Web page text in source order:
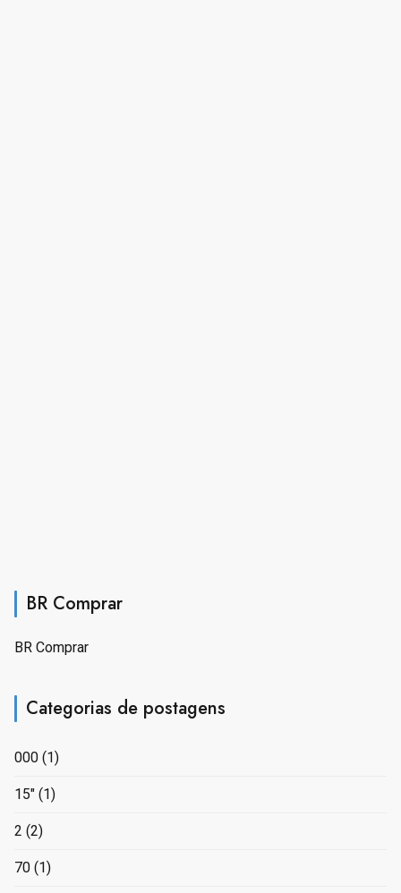
BR Comprar
BR Comprar
Categorias de postagens
000 (1)
15" (1)
2 (2)
70 (1)